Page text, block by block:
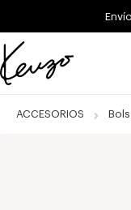
Skip to main content
Skip to footer
Página
ACCESORIOS